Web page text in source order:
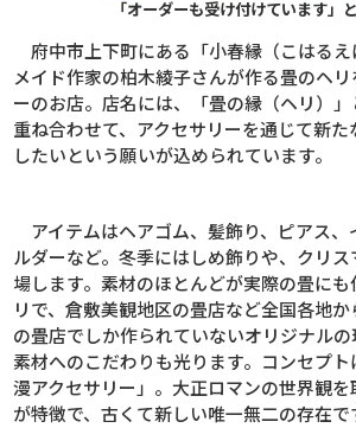
「オーダーも受け付けています」
府中市上下町にある「小春縁（こはるえ
メイド作家の柏木綾子さんが作る畳のヘ
ーのお店。店名には、「畳の縁（ヘリ）
重ね合わせて、アクセサリーを通じて新
したいという願いが込められています。
アイテムはヘアゴム、髪飾り、ピアス、
ルダーなど。冬季にはしめ飾りや、クリ
場します。素材のほとんどが実際の畳に
リで、倉敷美観地区の畳店など全国各地
の畳店でしか作られていないオリジナルの
素材へのこだわりも光ります。コンセプ
漫アクセサリー」。大正ロマンの世界観
が特徴で、古くて新しい唯一無二の存在で